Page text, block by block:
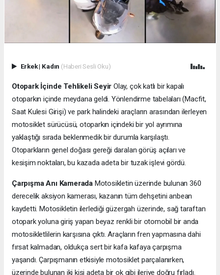
Erkek| Kadın (Haberi Sesli Oku)
Otopark İçinde Tehlikeli Seyir Olay, çok katlı bir kapalı
otoparkın içinde meydana geldi. Yönlendirme tabelaları (Macfit,
Saat Kulesi Girişi) ve park halindeki araçların arasından ilerleyen
motosiklet sürücüsü, otoparkın içindeki bir yol ayrımına
yaklaştığı sırada beklenmedik bir durumla karşılaştı.
Otoparkların genel doğası gereği daralan görüş açıları ve
kesişim noktaları, bu kazada adeta bir tuzak işlevi gördü.
Çarpışma Anı KameradaMotosikletin üzerinde bulunan 360
derecelik aksiyon kamerası, kazanın tüm dehşetini anbean
kaydetti. Motosikletin ilerlediği güzergah üzerinde, sağ taraftan
otopark yoluna giriş yapan beyaz renkli bir otomobil bir anda
motosikletlilerin karşısına çıktı. Araçların fren yapmasına dahi
fırsat kalmadan, oldukça sert bir kafa kafaya çarpışma
yaşandı. Çarpışmanın etkisiyle motosiklet parçalanırken,
üzerinde bulunan iki kişi adeta bir ok gibi ileriye doğru fırladı.